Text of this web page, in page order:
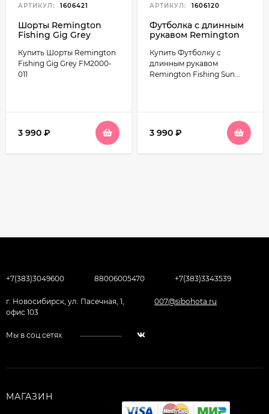
АРТИКУЛ: 1606421
Шорты Remington
Fishing Gig Grey
Купить Шорты Remington
Fishing Gig Grey FM2000-
011
3 990 ₽
АРТИКУЛ: 1606120
Футболка с длинным
рукавом Remington
Mosquito Protection
Style 5 FM2001-111
Купить Футболку с
длинным рукавом
Remington Fishing Sun...
3 990 ₽
+7(383)3049600 88006005470 +7(383)3343539
г. Новосибирск, ул. Пасечная, 1,
офис 103
007@sibohota.ru
Мы в соц.сетях
МАГАЗИН